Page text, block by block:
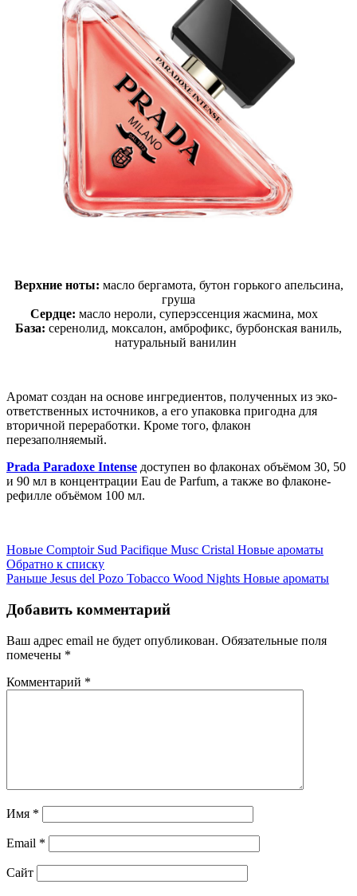
Верхние ноты: масло бергамота, бутон горького апельсина,
груша
Сердце: масло нероли, суперэссенция жасмина, мох
База: серенолид, моксалон, амброфикс, бурбонская ваниль,
натуральный ванилин
Аромат создан на основе ингредиентов, полученных из эко-
ответственных источников, а его упаковка пригодна для
вторичной переработки. Кроме того, флакон
перезаполняемый.
Prada Paradoxe Intense доступен во флаконах объёмом 30, 50
и 90 мл в концентрации Eau de Parfum, а также во флаконе-
рефилле объёмом 100 мл.
Новые Comptoir Sud Pacifique Musc Cristal Новые ароматы
Обратно к списку
Раньше Jesus del Pozo Tobacco Wood Nights Новые ароматы
Добавить комментарий
Ваш адрес email не будет опубликован. Обязательные поля
помечены *
Комментарий *
Имя *
Email *
Сайт